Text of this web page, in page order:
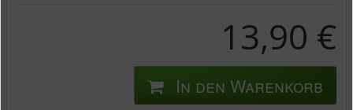
13,90 €
In den Warenkorb